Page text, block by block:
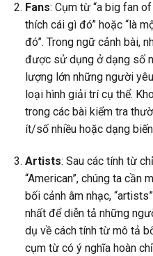
Fans: Cụm từ “a big fan
thích cái gì đó” hoặc “là
đó”. Trong ngữ cảnh bài,
được sử dụng ở dạng số
lượng lớn những người
loại hình giải trí cụ thể.
trong các bài kiểm tra
ít/số nhiều hoặc dạng
Artists: Sau các tính từ
“American”, chúng ta cần
bối cảnh âm nhạc,
nhất để diễn tả những
dụ về cách tính từ mô tả
cụm từ có ý nghĩa hoàn